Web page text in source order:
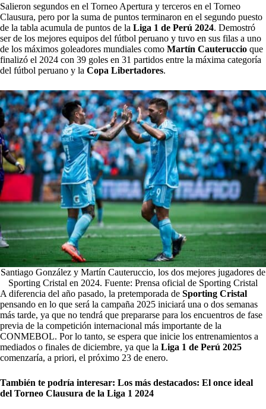
Salieron segundos en el Torneo Apertura y terceros en el Torneo
Clausura, pero por la suma de puntos terminaron en el segundo puesto
de la tabla acumula de puntos de la Liga 1 de Perú 2024. Demostró
ser de los mejores equipos del fútbol peruano y tuvo en sus filas a uno
de los máximos goleadores mundiales como Martín Cauteruccio que
finalizó el 2024 con 39 goles en 31 partidos entre la máxima categoría
del fútbol peruano y la Copa Libertadores.
Santiago González y Martín Cauteruccio, los dos mejores jugadores de
Sporting Cristal en 2024. Fuente: Prensa oficial de Sporting Cristal
A diferencia del año pasado, la pretemporada de Sporting Cristal
pensando en lo que será la campaña 2025 iniciará una o dos semanas
más tarde, ya que no tendrá que prepararse para los encuentros de fase
previa de la competición internacional más importante de la
CONMEBOL. Por lo tanto, se espera que inicie los entrenamientos a
mediados o finales de diciembre, ya que la Liga 1 de Perú 2025
comenzaría, a priori, el próximo 23 de enero.
También te podría interesar: Los más destacados: El once ideal
del Torneo Clausura de la Liga 1 2024